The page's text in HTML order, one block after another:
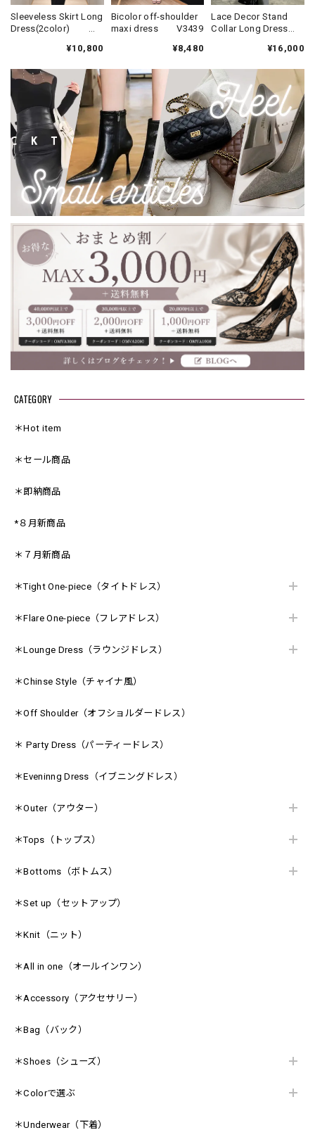
CATEGORY
＊Hot item
＊セール商品
＊即納商品
*８月新商品
＊７月新商品
＊Tight One-piece（タイトドレス）
＊Flare One-piece（フレアドレス）
＊Lounge Dress（ラウンジドレス）
＊Chinse Style（チャイナ風）
＊Off Shoulder（オフショルダードレス）
＊ Party Dress（パーティードレス）
＊Eveninng Dress（イブニングドレス）
＊Outer（アウター）
＊Tops（トップス）
＊Bottoms（ボトムス）
＊Set up（セットアップ）
＊Knit（ニット）
＊All in one（オールインワン）
＊Accessory（アクセサリー）
＊Bag（バック）
＊Shoes（シューズ）
＊Colorで選ぶ
＊Underwear（下着）
Sleeveless Skirt Long
Dress(2color)
¥10,800
Bicolor off-shoulder
maxi dress V3439
¥8,480
Lace Decor Stand
Collar Long Dress
¥16,000